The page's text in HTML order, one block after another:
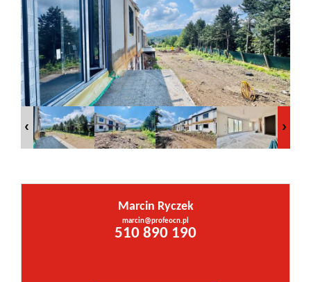
Nowe
Inwestycje
PROMOCJE
Marcin Ryczek
marcin@profeocn.pl
510 890 190